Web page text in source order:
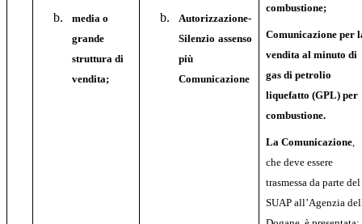
combustione;
Comunicazione per
vendita al minuto di
gas di petrolio
liquefatto (GPL) per
combustione.
La Comunicazione
che deve essere
trasmessa da parte del
SUAP all’Agenzia
media o
grande
struttura di
vendita;
Autorizzazione-
Silenzio assenso
più
Comunicazione